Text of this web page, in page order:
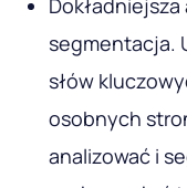
wymagań
Szczególna
jego zachowania
i zainteresowań,
współczynników